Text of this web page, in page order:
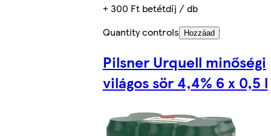
+ 300 Ft betétdíj / db
Quantity controls
Hozzáad
Pilsner Urquell minőségi
világos sör 4,4% 6 x 0,5 l